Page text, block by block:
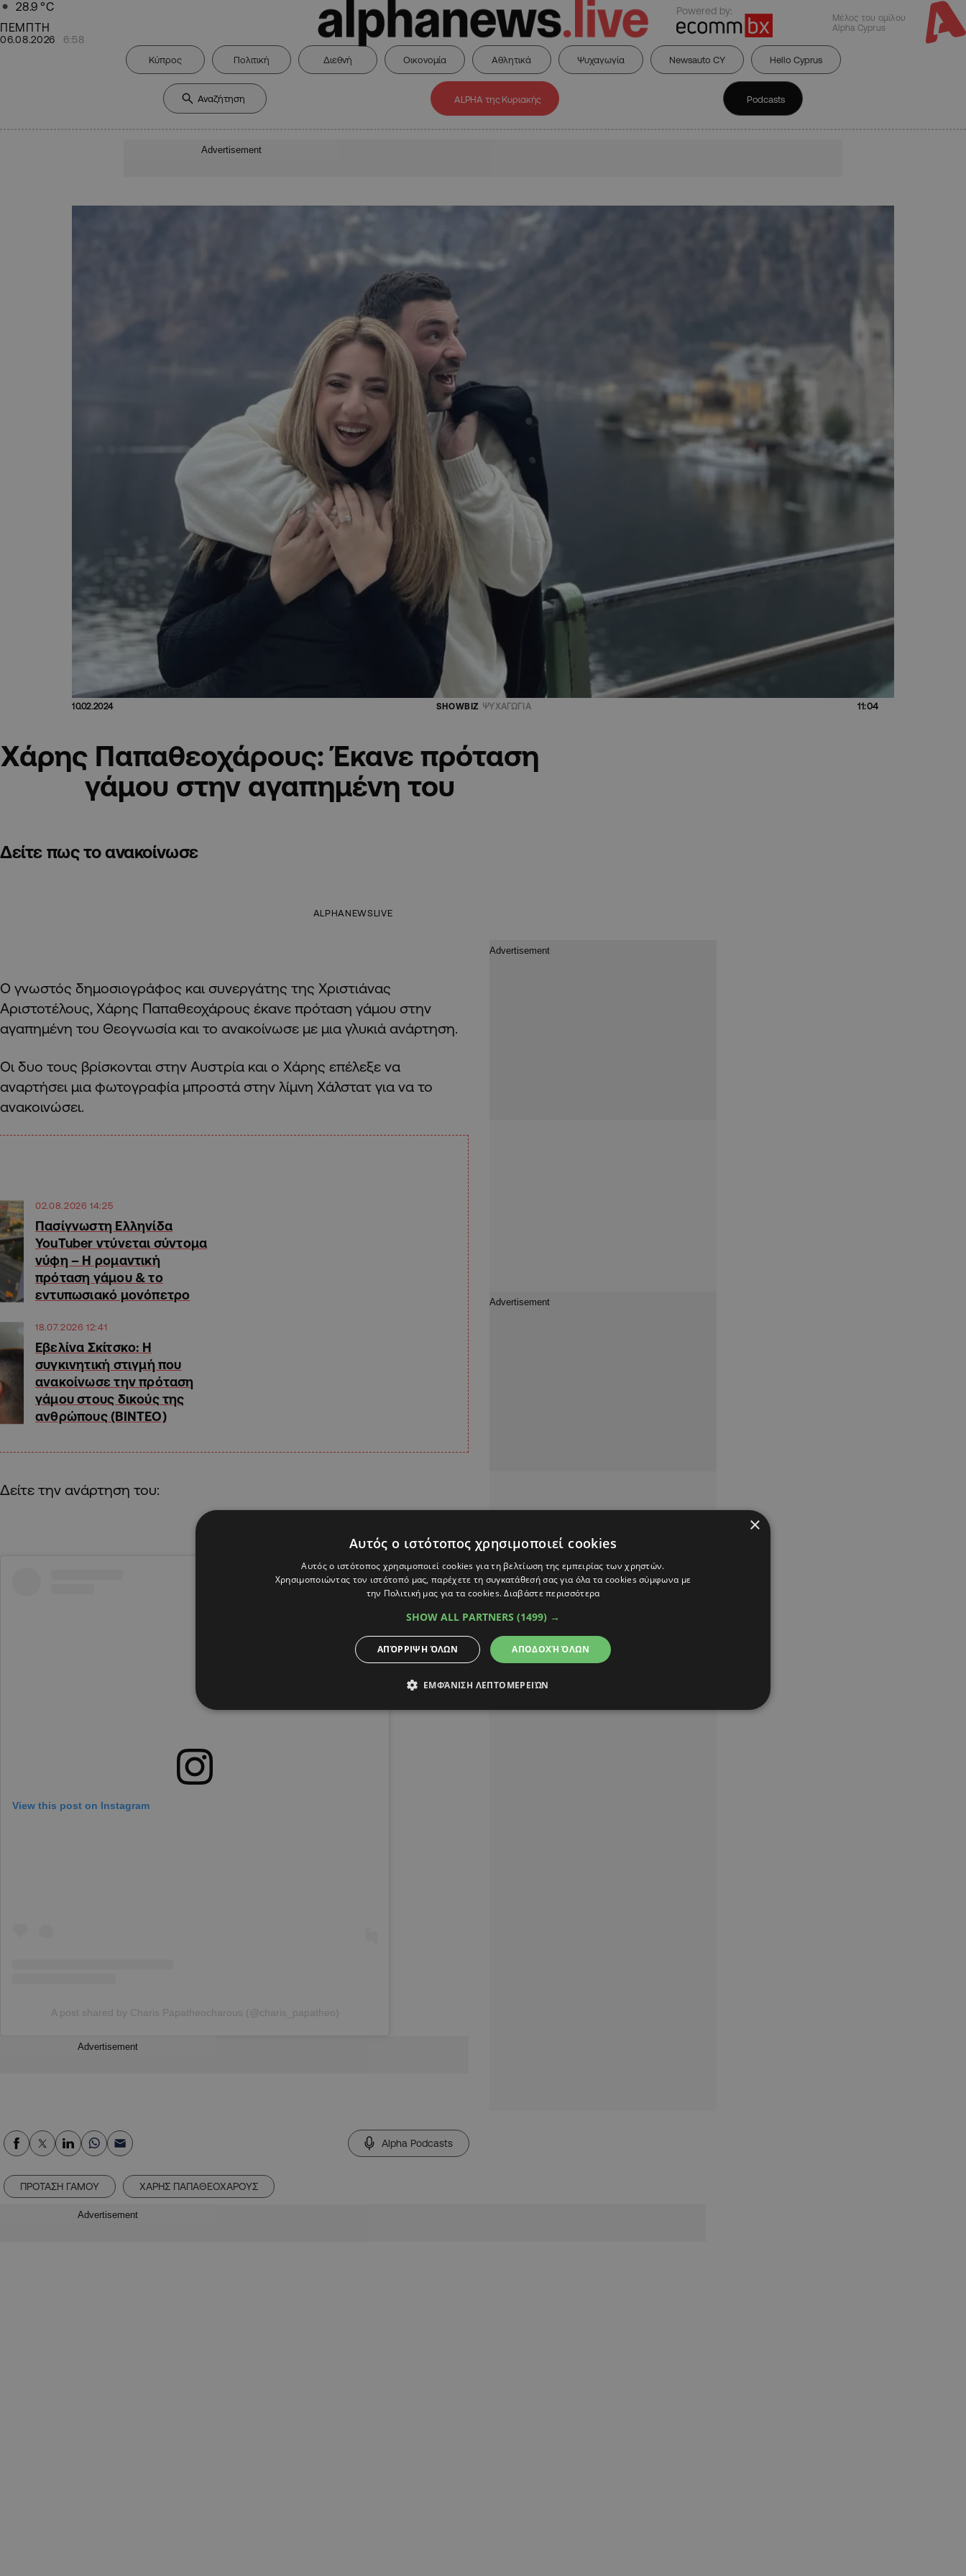
28.9 °C
ΠΕΜΠΤΗ
06.08.2026 6:58
Powered by:
Μέλος του ομίλου
Alpha Cyprus
Κύπρος Πολιτική Διεθνή Οικονομία Αθλητικά Ψυχαγωγία Newsauto CY Hello Cyprus
ALPHA της Κυριακής Podcasts
Advertisement
10.02.2024 SHOWBIZ ΨΥΧΑΓΩΓΙΑ 11:04
Χάρης Παπαθεοχάρους: Έκανε πρόταση
γάμου στην αγαπημένη του
Δείτε πως το ανακοίνωσε
ALPHANEWSLIVE
Ο γνωστός δημοσιογράφος και συνεργάτης της Χριστιάνας
Αριστοτέλους, Χάρης Παπαθεοχάρους έκανε πρόταση γάμου στην
αγαπημένη του Θεογνωσία και το ανακοίνωσε με μια γλυκιά ανάρτηση.
Οι δυο τους βρίσκονται στην Αυστρία και ο Χάρης επέλεξε να
αναρτήσει μια φωτογραφία μπροστά στην λίμνη Χάλστατ για να το
ανακοινώσει.
02.08.2026 14:25
Πασίγνωστη Ελληνίδα
YouTuber ντύνεται σύντομα
νύφη – Η ρομαντική
πρόταση γάμου & το
εντυπωσιακό μονόπετρο
18.07.2026 12:41
Εβελίνα Σκίτσκο: Η
συγκινητική στιγμή που
ανακοίνωσε την πρόταση
γάμου στους δικούς της
ανθρώπους (ΒΙΝΤΕΟ)
Δείτε την ανάρτηση του:
View this post on Instagram
A post shared by Charis Papatheocharous (@charis_papatheo)
Advertisement
Alpha Podcasts
ΠΡΟΤΑΣΗ ΓΑΜΟΥ ΧΑΡΗΣ ΠΑΠΑΘΕΟΧΑΡΟΥΣ
Advertisement
×
Αυτός ο ιστότοπος χρησιμοποιεί cookies
Αυτός ο ιστότοπος χρησιμοποιεί cookies για τη βελτίωση της εμπειρίας των χρηστών.
Χρησιμοποιώντας τον ιστότοπό μας, παρέχετε τη συγκατάθεσή σας για όλα τα cookies σύμφωνα με
την Πολιτική μας για τα cookies.Διαβάστε περισσότερα
SHOW ALL PARTNERS (1499) →
ΑΠΟΔΟΧΉ ΌΛΩΝ
ΑΠΌΡΡΙΨΗ ΌΛΩΝ
ΕΜΦΆΝΙΣΗ ΛΕΠΤΟΜΕΡΕΙΏΝ